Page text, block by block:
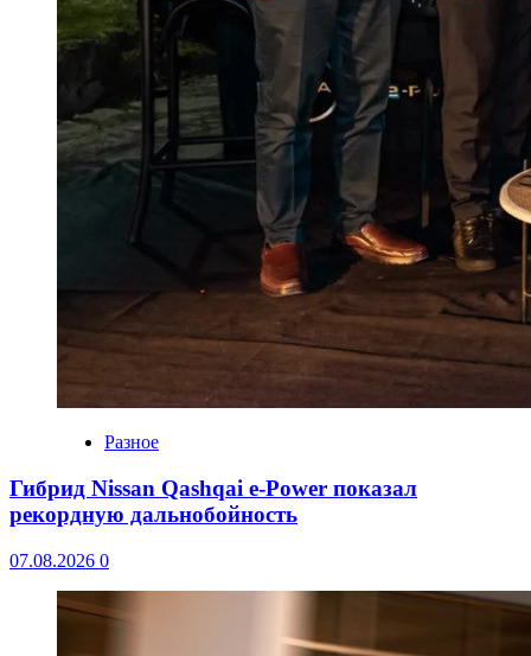
Разное
Гибрид Nissan Qashqai e-Power показал
рекордную дальнобойность
07.08.2026 0